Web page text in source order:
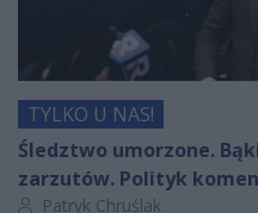
TYLKO U NAS!
Śledztwo umorzone.
zarzutów. Polityk
Autor artykułu:
Patryk Chruślak